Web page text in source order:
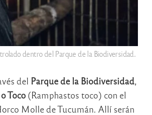
dentro del Parque de la Biodiversidad.
del Parque de la Biodiversidad,
Toco(Ramphastos toco) con el
Molle de Tucumán. Allí serán